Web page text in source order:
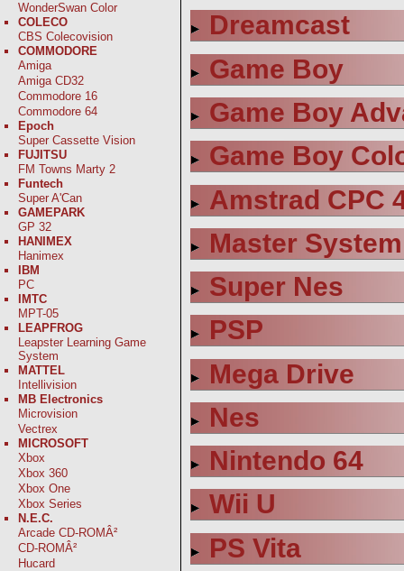
WonderSwan Color
COLECO
CBS Colecovision
COMMODORE
Amiga
Amiga CD32
Commodore 16
Commodore 64
Epoch
Super Cassette Vision
FUJITSU
FM Towns Marty 2
Funtech
Super A'Can
GAMEPARK
GP 32
HANIMEX
Hanimex
IBM
PC
IMTC
MPT-05
LEAPFROG
Leapster Learning Game
System
MATTEL
Intellivision
MB Electronics
Microvision
Vectrex
MICROSOFT
Xbox
Xbox 360
Xbox One
Xbox Series
N.E.C.
Arcade CD-ROMÂ²
CD-ROMÂ²
Hucard
Dreamcast
Game Boy
Game Boy
Game Boy
Amstrad CPC
Master System
Super Nes
PSP
Mega Drive
Nes
Nintendo 64
Wii U
PS Vita